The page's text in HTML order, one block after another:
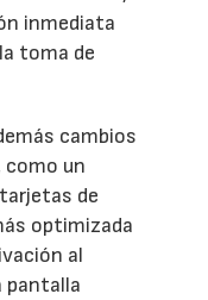
inmediata
toma de
cambios
un
de
optimizada
al
pantalla